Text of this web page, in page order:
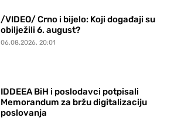
/VIDEO/ Crno i bijelo: Koji događaji su
obilježili 6. august?
06.08.2026. 20:01
IDDEEA BiH i poslodavci potpisali
Memorandum za bržu digitalizaciju
poslovanja